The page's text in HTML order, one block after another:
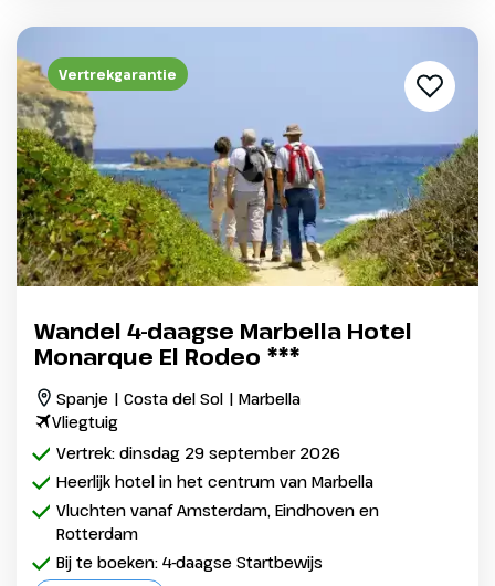
Vertrekgarantie
Wandel 4-daagse Marbella Hotel
Monarque El Rodeo ***
Spanje | Costa del Sol | Marbella
Vliegtuig
Vertrek: dinsdag 29 september 2026
Heerlijk hotel in het centrum van Marbella
Vluchten vanaf Amsterdam, Eindhoven en
Rotterdam
Bij te boeken: 4-daagse Startbewijs